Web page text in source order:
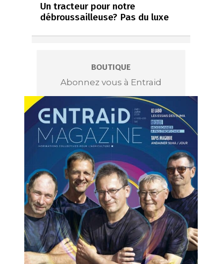
Un tracteur pour notre
débroussailleuse? Pas du luxe
BOUTIQUE
Abonnez vous à Entraid